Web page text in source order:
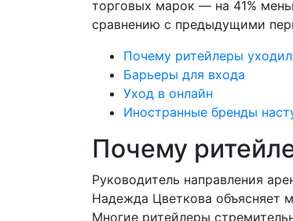
торговых марок — на 41%
сравнению с предыдущими
Почему ритейлеры
Барьеры для входа
Уход в онлайн
Иностранные бренды
Почему
Руководитель направления
Надежда Цветкова объясняет
Многие ритейлеры